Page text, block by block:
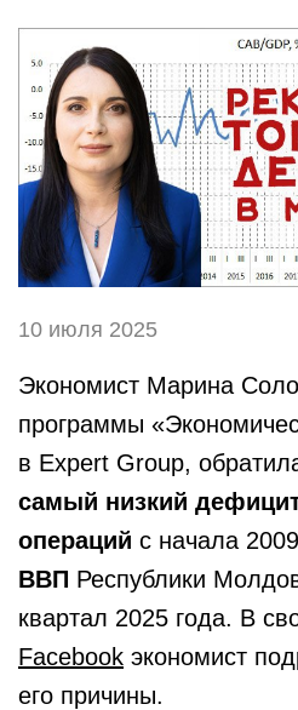
10 июля 2025
Экономист Марина
программы
в Expert Group,
самый низкий
операций с начала
ВВП Республики
квартал 2025 года. В
Facebook экономист
его причины.